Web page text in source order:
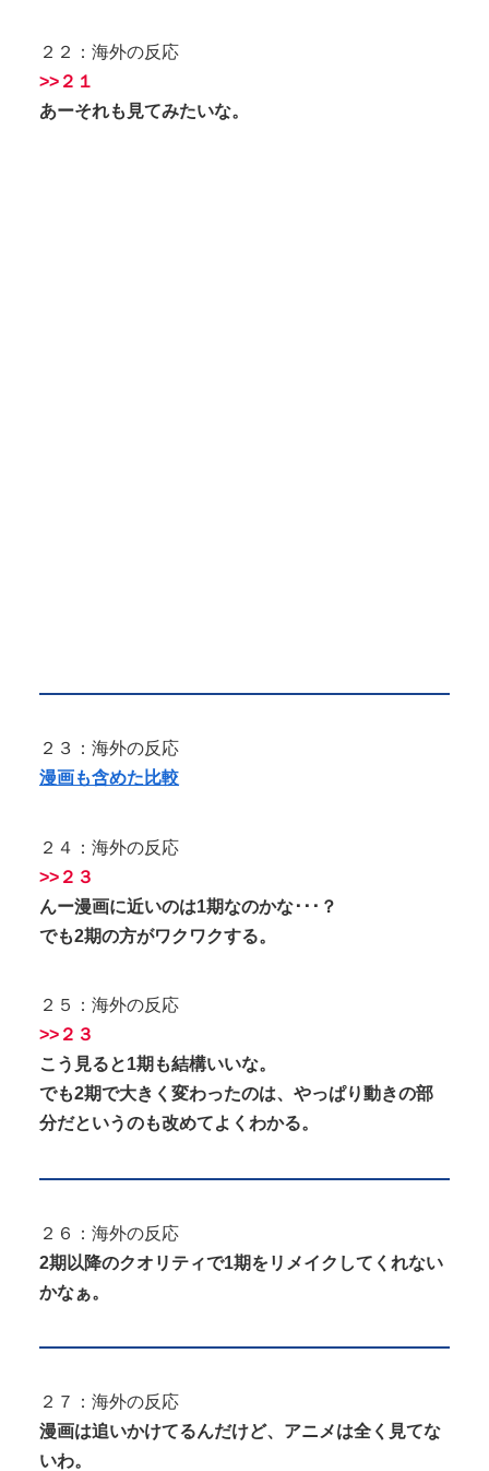
２２：海外の反応
>>２１
あーそれも見てみたいな。
２３：海外の反応
漫画も含めた比較
２４：海外の反応
>>２３
んー漫画に近いのは1期なのかな･･･？
でも2期の方がワクワクする。
２５：海外の反応
>>２３
こう見ると1期も結構いいな。
でも2期で大きく変わったのは、やっぱり動きの部
分だというのも改めてよくわかる。
２６：海外の反応
2期以降のクオリティで1期をリメイクしてくれない
かなぁ。
２７：海外の反応
漫画は追いかけてるんだけど、アニメは全く見てな
いわ。